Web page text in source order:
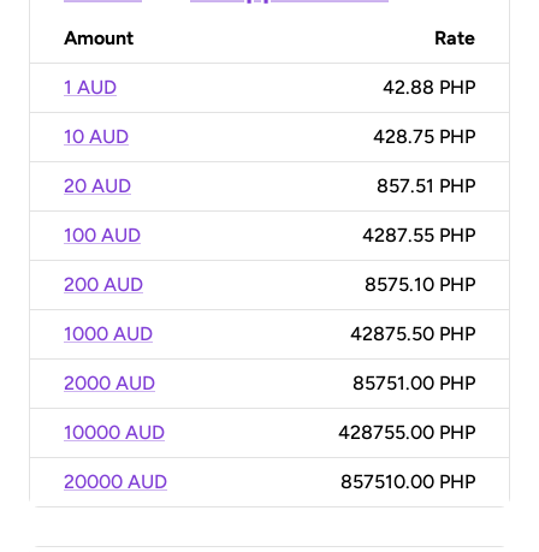
Amount Rate
1 AUD 42.88 PHP
10 AUD 428.75 PHP
20 AUD 857.51 PHP
100 AUD 4287.55 PHP
200 AUD 8575.10 PHP
1000 AUD 42875.50 PHP
2000 AUD 85751.00 PHP
10000 AUD 428755.00 PHP
20000 AUD 857510.00 PHP